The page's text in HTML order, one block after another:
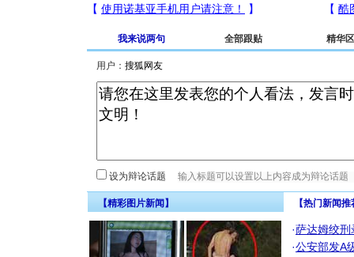
我来说两句 全部跟贴 精华区
用户：
设为辩论话题
【精彩图片新闻】 【热门新闻
·萨达姆绞刑
·公安部发A